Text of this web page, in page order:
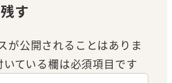
す
が公開されることはありま
いている欄は必須項目です